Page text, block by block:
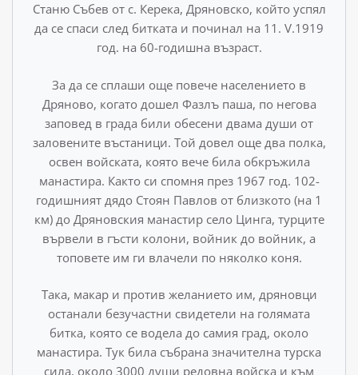
Станю Събев от с. Керека, Дря­новско, който успял
да се спаси след битката и починал на 11. V.1919
год. на 60-годишна възраст.
За да се сплаши още повече населението в
Дряново, кога­то дошел Фазлъ паша, по негова
заповед в града били обесе­ни двама души от
заловените въстаници. Той довел още два полка,
освен войската, която вече била обкръжила
манасти­ра. Както си спомня през 1967 год. 102-
годишният дядо Стоян Павлов от близкото (на 1
км) до Дряновския манастир село Цинга, турците
вървели в гъсти колони, войник до войник, а
топовете им ги влачели по няколко коня.
Така, макар и против желанието им, дряновци
останали безучастни свидетели на голямата
битка, която се водела до самия град, около
манастира. Тук била събрана значителна турска
сила, около 3000 души редовна войска и към